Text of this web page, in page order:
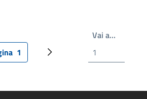
Pagina attuale
1 Pagina successiva
Vai a…